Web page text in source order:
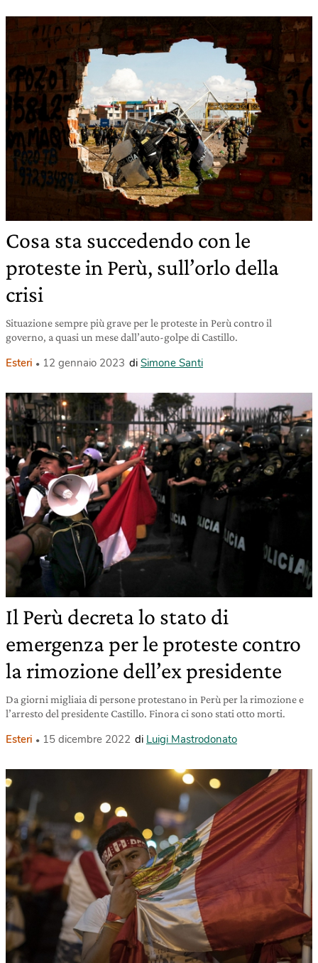
Cosa sta succedendo con le
proteste in Perù, sull’orlo della
crisi
Situazione sempre più grave per le proteste in Perù contro il
governo, a quasi un mese dall’auto-golpe di Castillo.
Esteri 12 gennaio 2023 di Simone Santi
Il Perù decreta lo stato di
emergenza per le proteste contro
la rimozione dell’ex presidente
Da giorni migliaia di persone protestano in Perù per la rimozione e
l’arresto del presidente Castillo. Finora ci sono stati otto morti.
Esteri 15 dicembre 2022 di Luigi Mastrodonato